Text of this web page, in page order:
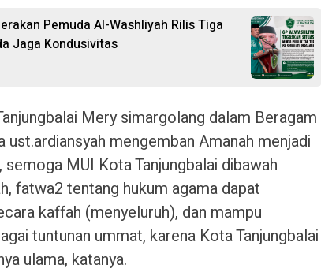
Pemuda Al-Washliyah Rilis Tiga
Jaga Kondusivitas
Mery simargolang dalam Beragam
mengemban Amanah menjadi
MUI Kota Tanjungbalai dibawah
fatwa2 tentang hukum agama dapat
kaffah (menyeluruh), dan mampu
tuntunan ummat, karena Kota Tanjungbalai
ulama, katanya.